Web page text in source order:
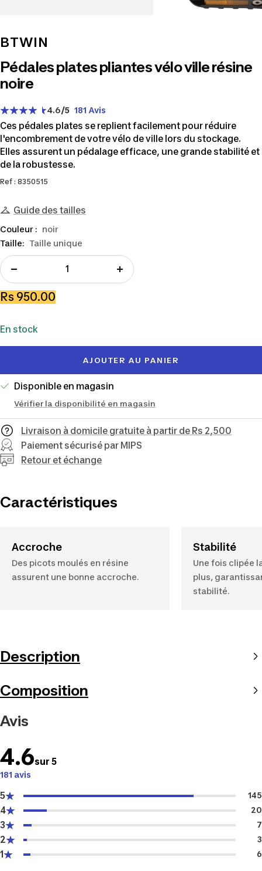
BTWIN
Pédales plates pliantes vélo ville résine
noire
4.6/5 181 Avis
Ces pédales plates se replient facilement pour réduire
l'encombrement de votre vélo de ville lors du stockage.
Elles assurent un pédalage efficace, une grande stabilité et
de la robustesse.
Ref : 8350515
Guide des tailles
Taille: Taille unique
Couleur : noir
la
quantité
Augmenter
Prix
vente
Rs 950.00
En stock
AJOUTER AU PANIER
Disponible en magasin
Vérifier la disponibilité en magasin
Livraison à domicile gratuite à partir de Rs 2,500
Paiement sécurisé par MIPS
Retour et échange
Caractéristiques
Accroche
Des picots moulés en résine
assurent une bonne accroche.
Stabilité
Une fois clipée
plus,
stabilité.
Description
Composition
Avis
4.6sur 5
181 avis
5 145
4 20
3 7
2 3
1 6